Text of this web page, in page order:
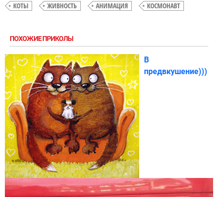
КОТЫ ЖИВНОСТЬ АНИМАЦИЯ КОСМОНАВТ
ПОХОЖИЕ ПРИКОЛЫ
В
предвкушение)))